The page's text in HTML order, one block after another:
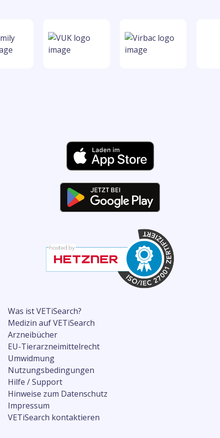
Was ist VETiSearch?
Medizin auf VETiSearch
Arzneibücher
EU-Tierarzneimittelrecht
Umwidmung
Nutzungsbedingungen
Hilfe / Support
Hinweise zum Datenschutz
Impressum
VETiSearch kontaktieren